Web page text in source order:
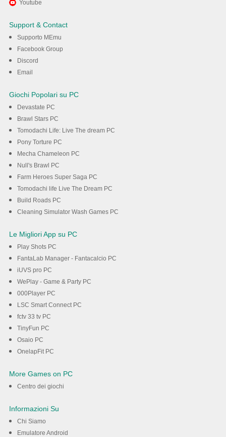
Master — Gioco di Auto su PC
Youtube
Support & Contact
Supporto MEmu
Facebook Group
Discord
Email
Giochi Popolari su PC
Devastate PC
Brawl Stars PC
Tomodachi Life: Live The dream PC
Pony Torture PC
Mecha Chameleon PC
Null's Brawl PC
Farm Heroes Super Saga PC
Tomodachi life Live The Dream PC
Build Roads PC
Cleaning Simulator Wash Games PC
Le Migliori App su PC
Play Shots PC
FantaLab Manager - Fantacalcio PC
iUVS pro PC
WePlay - Game & Party PC
000Player PC
LSC Smart Connect PC
fctv 33 tv PC
TinyFun PC
Osaio PC
OnelapFit PC
More Games on PC
Centro dei giochi
Informazioni Su
Chi Siamo
Emulatore Android